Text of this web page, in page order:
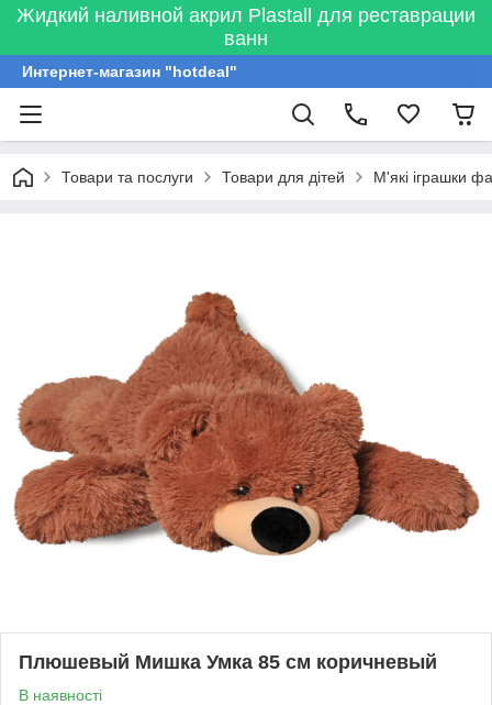
Жидкий наливной акрил Plastall для реставрации
ванн
Интернет-магазин "hotdeal"
Товари та послуги Товари для дітей М'які іграшки
Плюшевый Мишка Умка 85 см коричневый
В наявності